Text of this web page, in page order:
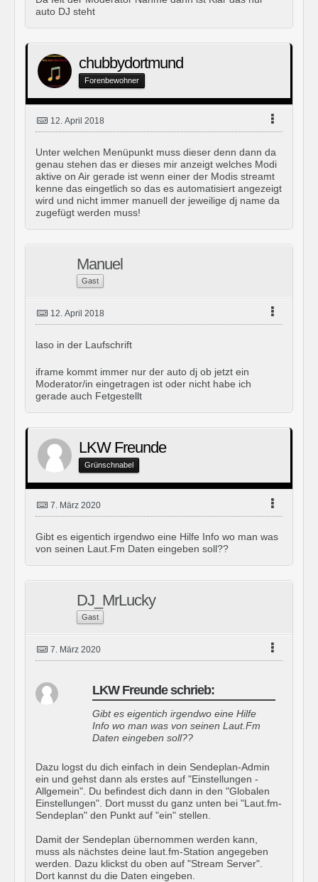
auto DJ steht
chubbydortmund
Forenbewohner
12. April 2018
Unter welchen Menüpunkt muss dieser denn dann da
genau stehen das er dieses mir anzeigt welches Modi
aktive on Air gerade ist wenn einer der Modis streamt
kenne das eingetlich so das es automatisiert angezeigt
wird und nicht immer manuell der jeweilige dj name da
zugefügt werden muss!
Manuel
Gast
12. April 2018
laso in der Laufschrift
iframe kommt immer nur der auto dj ob jetzt ein
Moderator/in eingetragen ist oder nicht habe ich
gerade auch Fetgestellt
LKW Freunde
Grünschnabel
7. März 2020
Gibt es eigentich irgendwo eine Hilfe Info wo man was
von seinen Laut.Fm Daten eingeben soll??
DJ_MrLucky
Gast
7. März 2020
LKW Freunde schrieb:
Gibt es eigentich irgendwo eine Hilfe
Info wo man was von seinen Laut.Fm
Daten eingeben soll??
Dazu logst du dich einfach in dein Sendeplan-Admin
ein und gehst dann als erstes auf "Einstellungen -
Allgemein". Du befindest dich dann in den "Globalen
Einstellungen". Dort musst du ganz unten bei "Laut.fm-
Sendeplan" den Punkt auf "ein" stellen.
Damit der Sendeplan übernommen werden kann,
muss als nächstes deine laut.fm-Station angegeben
werden. Dazu klickst du oben auf "Stream Server".
Dort kannst du die Daten eingeben.